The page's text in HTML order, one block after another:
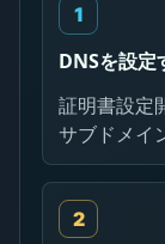
DNSを設定
証明書設定
サブドメイ